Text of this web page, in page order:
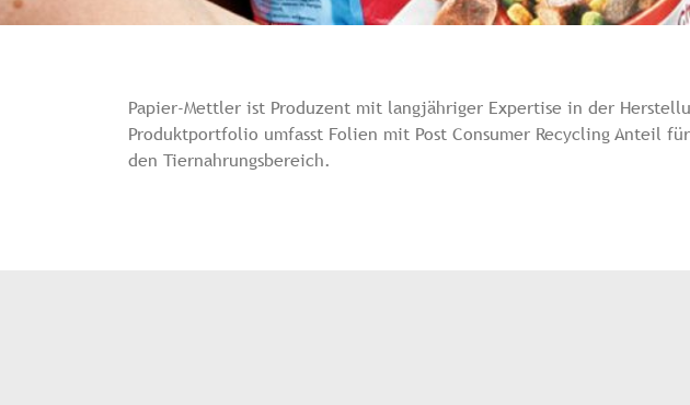
Papier-Mettler ist Produzent mit langjähriger Expertise in der
Produktportfolio umfasst Folien mit Post Consumer Recycling Anteil
den Tiernahrungsbereich.